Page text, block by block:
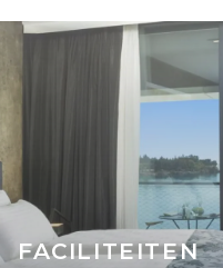
FACILITEITEN